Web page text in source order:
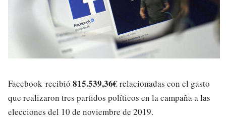
Facebook recibió 815.539,36€relacionadas con el gasto
que realizaron tres partidos políticos en la campaña a las
elecciones del 10 de noviembre de 2019.